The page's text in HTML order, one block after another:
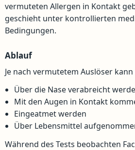
vermuteten Allergen in Kontakt
geschieht unter kontrollierten
Bedingungen.
Ablauf
Je nach vermutetem Auslöser
Über die Nase verabreicht
Mit den Augen in Kontakt
Eingeatmet werden
Über Lebensmittel
Während des Tests beobachten